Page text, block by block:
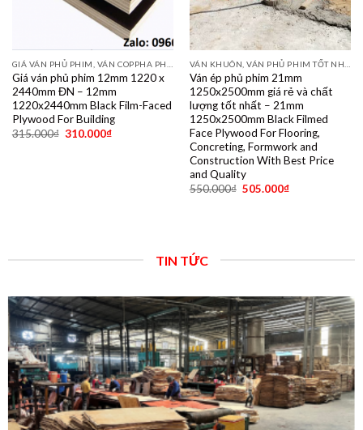
Giá ván phủ phim 12mm 1220 x
2440mm ĐN – 12mm
1220x2440mm Black Film-Faced
Plywood For Building
315.000₫ 310.000₫
Ván ép phủ phim 21mm
1250x2500mm giá rẻ và chất
lượng tốt nhất – 21mm
1250x2500mm Black Filmed
Face Plywood For Flooring,
Concreting, Formwork and
Construction With Best Price
and Quality
550.000₫ 505.000₫
TIN TỨC